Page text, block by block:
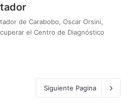
de Carabobo, Oscar Orsini,
el Centro de Diagnóstico
Siguiente Pagina